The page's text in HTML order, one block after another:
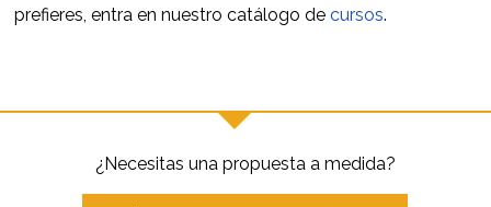
prefieres, entra en nuestro catálogo decursos.
¿Necesitas una propuesta a medida?